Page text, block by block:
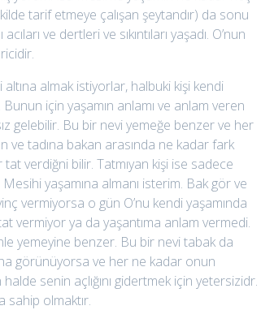
tarif etmeye çalışan şeytandır) da sonu
ve dertleri ve sıkıntıları yaşadı. O’nun
altına almak istiyorlar, halbuki kişi kendi
için yaşamın anlamı ve anlam veren
gelebilir. Bu bir nevi yemeğe benzer ve her
ve tadına bakan arasında ne kadar fark
verdiğni bilir. Tatmıyan kişi ise sadece
yaşamına almanı isterim. Bak gör ve
vermiyorsa o gün O’nu kendi yaşamında
vermiyor ya da yaşantıma anlam vermedi.
yemeyine benzer. Bu bir nevi tabak da
görünüyorsa ve her ne kadar onun
senin açlığını gidertmek için yetersizidr.
sahip olmaktır.